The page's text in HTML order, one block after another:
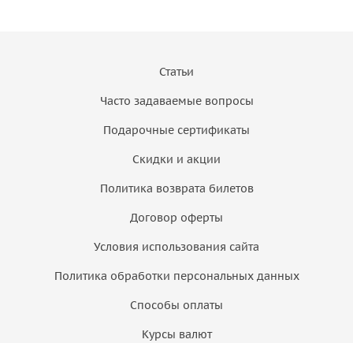
Статьи
Часто задаваемые вопросы
Подарочные сертификаты
Скидки и акции
Политика возврата билетов
Договор оферты
Условия использования сайта
Политика обработки персональных данных
Способы оплаты
Курсы валют